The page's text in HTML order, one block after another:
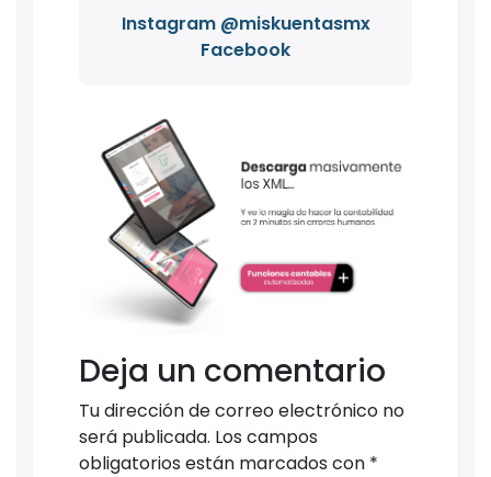
Instagram @miskuentasmx
Facebook
Deja un comentario
Tu dirección de correo electrónico no
será publicada. Los campos
obligatorios están marcados con *